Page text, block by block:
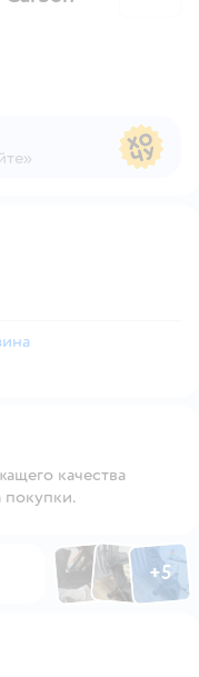
качества
покупки.
ФотоФотоФото
+5
Открыть